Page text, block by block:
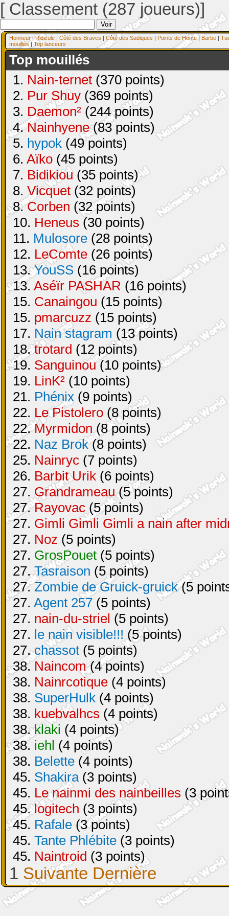
[ Classement (287 joueurs)]
Honneur|Ridicule | Côté des Braves | Côté des Sadiques | Points de Honte| Barbe |
mouillés| Top lanceurs
Top mouillés
1. Nain-ternet (370 points)
2. Pur Shuy (369 points)
3. Daemon² (244 points)
4.Nainhyene(83 points)
5. hypok (49 points)
6. Aïko (45 points)
7. Bidikiou(35 points)
8. Vicquet (32 points)
8.Corben (32 points)
10. Heneus (30 points)
11. Mulosore (28 points)
12. LeComte (26 points)
13.YouSS (16 points)
13. Aséïr PASHAR (16 points)
15. Canaingou (15 points)
15. pmarcuzz (15 points)
17. Nain stagram (13 points)
18.trotard (12 points)
19. Sanguinou(10 points)
19. LinK² (10 points)
21. Phénix (9 points)
22. Le Pistolero (8 points)
22.Myrmidon(8 points)
22. Naz Brok(8 points)
25. Nainryc (7 points)
26. Barbit Urik (6 points)
27. Grandrameau(5 points)
27.Rayovac (5 points)
27. Gimli Gimli Gimli a nain after
27. Noz (5 points)
27. GrosPouet (5 points)
27.Tasraison (5 points)
27.Zombie de Gruick-gruick(5
27. Agent 257 (5 points)
27. nain-du-striel (5 points)
27. le nain visible!!! (5 points)
27.chassot (5 points)
38. Naincom(4 points)
38. Nainrcotique (4 points)
38. SuperHulk (4 points)
38. kuebvalhcs (4 points)
38.klaki (4 points)
38. iehl (4 points)
38. Belette (4 points)
45. Shakira(3 points)
45. Le nainmi des nainbeilles (3
45.logitech (3 points)
45. Rafale (3 points)
45. Tante Phlébite (3 points)
45. Naintroid (3 points)
1 Suivante Dernière